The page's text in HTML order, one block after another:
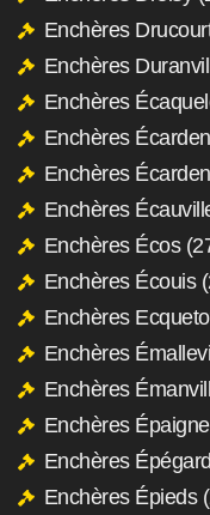
Enchères
Enchères
Enchères
Enchères
Enchères
Enchères
Enchères Écos
Enchères Écouis
Enchères
Enchères
Enchères
Enchères
Enchères
Enchères Épieds